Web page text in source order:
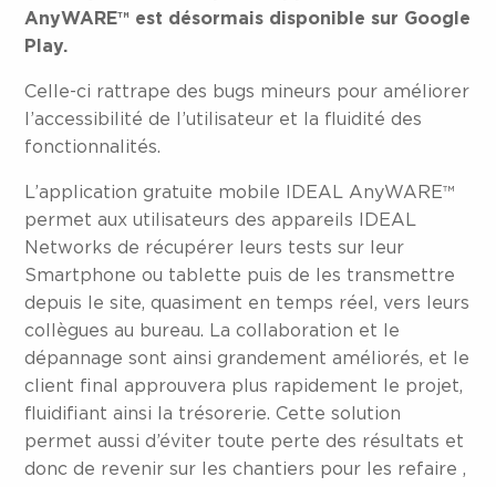
AnyWARE™ est désormais disponible sur Google
Play.
Celle-ci rattrape des bugs mineurs pour améliorer
l’accessibilité de l’utilisateur et la fluidité des
fonctionnalités.
L’application gratuite mobile IDEAL AnyWARE™
permet aux utilisateurs des appareils IDEAL
Networks de récupérer leurs tests sur leur
Smartphone ou tablette puis de les transmettre
depuis le site, quasiment en temps réel, vers leurs
collègues au bureau. La collaboration et le
dépannage sont ainsi grandement améliorés, et le
client final approuvera plus rapidement le projet,
fluidifiant ainsi la trésorerie. Cette solution
permet aussi d’éviter toute perte des résultats et
donc de revenir sur les chantiers pour les refaire ,